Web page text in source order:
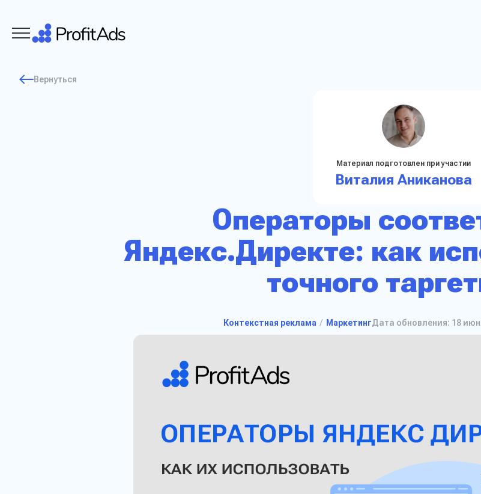
Материал подготовлен при участии
Виталия Аниканова
Вернуться
Операторы
Яндекс.Директе: как
точного
Контекстная реклама МаркетингДата обновления: 18